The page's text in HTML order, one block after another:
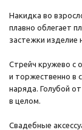
Накидка во
плавно облегает
застежки изделие
Стрейч кружево с
и торжественно в
наряда. Голубой
в целом.
Свадебные